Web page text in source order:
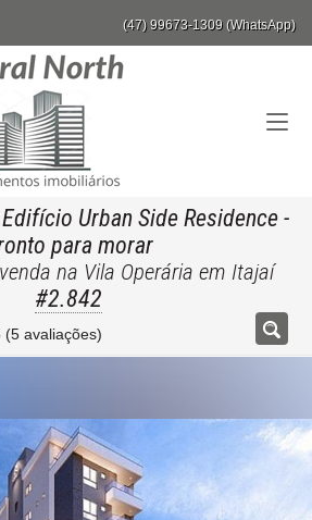
(47) 99673-1309 (WhatsApp)
Urban Side Residence-
para morar
na Vila Operária em Itajaí
#2.842
(5 avaliações)